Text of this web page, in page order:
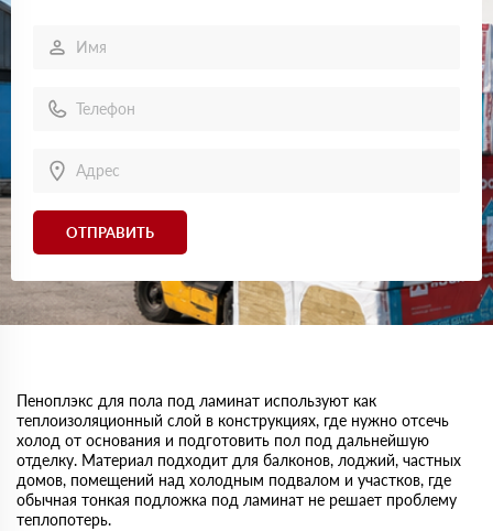
ОТПРАВИТЬ
Пеноплэкс для пола под ламинат используют как
теплоизоляционный слой в конструкциях, где нужно отсечь
холод от основания и подготовить пол под дальнейшую
отделку. Материал подходит для балконов, лоджий, частных
домов, помещений над холодным подвалом и участков, где
обычная тонкая подложка под ламинат не решает проблему
теплопотерь.